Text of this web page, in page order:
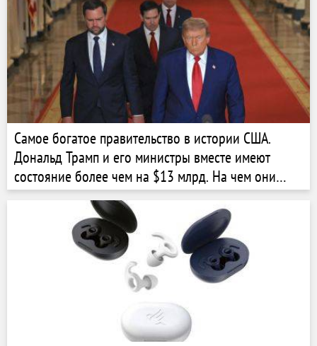
Самое богатое правительство в истории США.
Дональд Трамп и его министры вместе имеют
состояние более чем на $13 млрд. На чем они
заработали капитал? Рейтинг Forbes USA